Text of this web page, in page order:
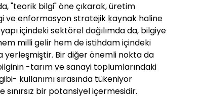
"teorik bilgi" öne çıkarak, üretim
ve enformasyon stratejik kaynak haline
içindeki sektörel dağılımda da, bilgiye
milli gelir hem de istihdam içindeki
yerleşmiştir. Bir diğer önemli nokta da
-tarım ve sanayi toplumlarındaki
kullanımı sırasında tükeniyor
bir potansiyel içermesidir.